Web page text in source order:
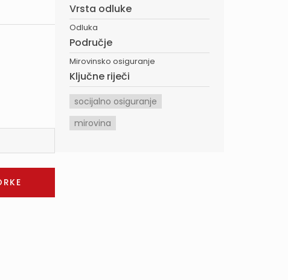
Vrsta odluke
Odluka
Područje
Mirovinsko osiguranje
Ključne riječi
socijalno osiguranje
mirovina